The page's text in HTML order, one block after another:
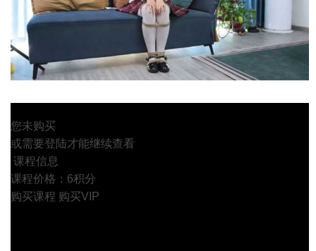
您未购买
或需要登陆才能继续查看
课程信息
课程价格：6积分
购买课程 购买VIP